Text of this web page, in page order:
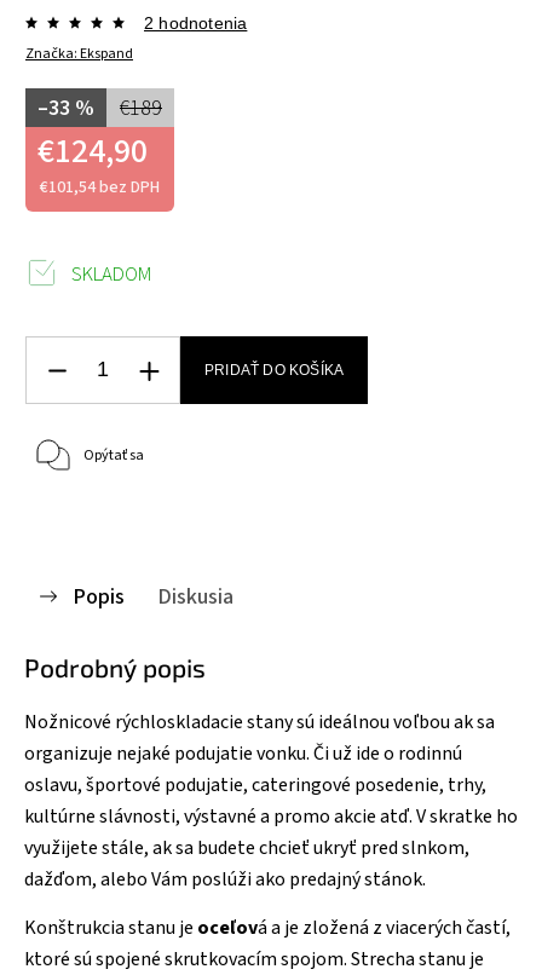
Značka:Ekspand
2 hodnotenia
€189
–33 %
€124,90
€101,54 bez DPH
SKLADOM
PRIDAŤ DO KOŠÍKA
Opýtať sa
Popis Diskusia
Podrobný popis
Nožnicové rýchloskladacie stany sú ideálnou voľbou ak sa
organizuje nejaké podujatie vonku. Či už ide o rodinnú
oslavu, športové podujatie, cateringové posedenie, trhy,
kultúrne slávnosti, výstavné a promo akcie atď. V skratke ho
využijete stále, ak sa budete chcieť ukryť pred slnkom,
dažďom, alebo Vám poslúži ako predajný stánok.
Konštrukcia stanu je oceľová a je zložená z viacerých častí,
ktoré sú spojené skrutkovacím spojom. Strecha stanu je